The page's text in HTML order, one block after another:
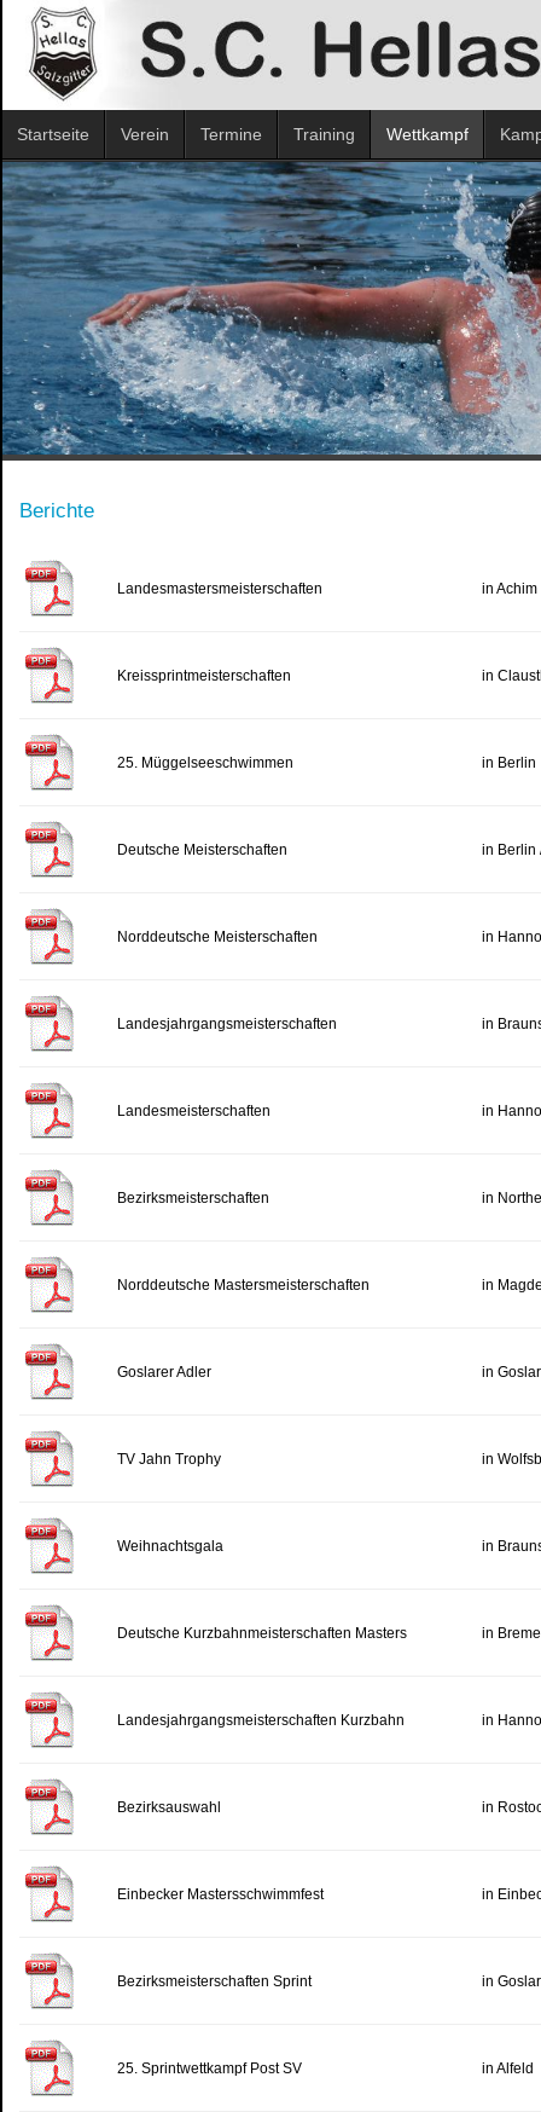
Startseite Verein Termine Training Wettkampf
Berichte
Landesmastersmeisterschaften in Achim
Kreissprintmeisterschaften in
25. Müggelseeschwimmen in Berlin
Deutsche Meisterschaften in Berlin
Norddeutsche Meisterschaften in
Landesjahrgangsmeisterschaften in
Landesmeisterschaften in
Bezirksmeisterschaften in
Norddeutsche Mastersmeisterschaften in
Goslarer Adler in Goslar
TV Jahn Trophy in
Weihnachtsgala in
Deutsche Kurzbahnmeisterschaften Masters in
Landesjahrgangsmeisterschaften Kurzbahn in
Bezirksauswahl in
Einbecker Mastersschwimmfest in
Bezirksmeisterschaften Sprint in Goslar
25. Sprintwettkampf Post SV in Alfeld